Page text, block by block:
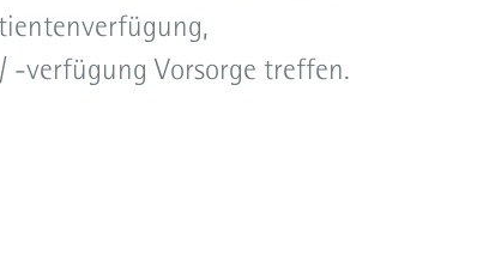
-verfügung Vorsorge treffen.